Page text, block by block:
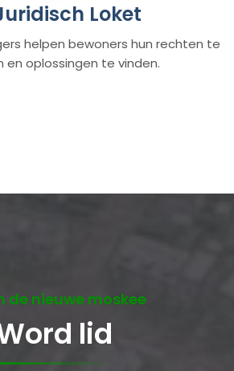
Loket
helpen bewoners hun rechten te
en oplossingen te vinden.
de nieuwe moskee
lid